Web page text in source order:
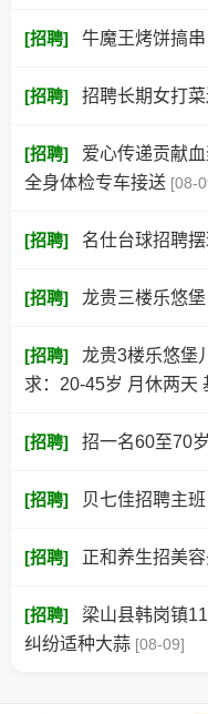
[招聘] 牛魔王烤饼搞串
[招聘] 招聘长期女打
[招聘]
爱心传递贡献
全身体检专车接送 [08-
[招聘] 名仕台球招聘摆
[招聘] 龙贵三楼乐悠堡
[招聘]
龙贵3楼乐悠堡
求：20-45岁 月休两天
[招聘] 招一名60至70
[招聘] 贝七佳招聘主
[招聘] 正和养生招美
[招聘]
梁山县韩岗镇
纠纷适种大蒜 [08-09]